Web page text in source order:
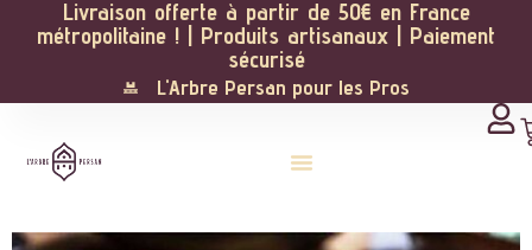
Livraison offerte à partir de 50€ en France
métropolitaine ! | Produits artisanaux | Paiement
sécurisé
L'Arbre Persan pour les Pros